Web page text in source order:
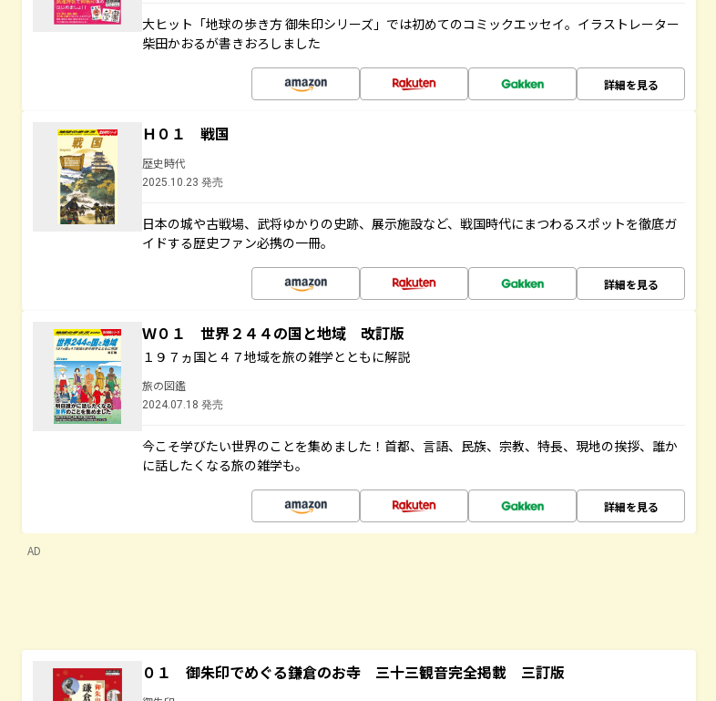
大ヒット「地球の歩き方 御朱印シリーズ」では初めてのコミックエッセイ。イラストレーター
柴田かおるが書きおろしました
詳細を見る
Ｈ０１ 戦国
歴史時代
2025.10.23 発売
日本の城や古戦場、武将ゆかりの史跡、展示施設など、戦国時代にまつわるスポットを徹底ガ
イドする歴史ファン必携の一冊。
詳細を見る
Ｗ０１ 世界２４４の国と地域 改訂版
１９７ヵ国と４７地域を旅の雑学とともに解説
旅の図鑑
2024.07.18 発売
今こそ学びたい世界のことを集めました！首都、言語、民族、宗教、特長、現地の挨拶、誰か
に話したくなる旅の雑学も。
詳細を見る
AD
０１ 御朱印でめぐる鎌倉のお寺 三十三観音完全掲載 三訂版